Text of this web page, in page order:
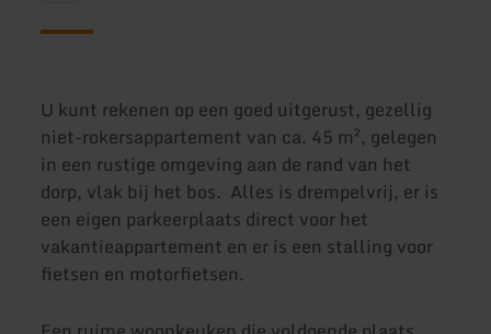
U kunt rekenen op een goed uitgerust, gezellig
niet-rokersappartement van ca. 45 m², gelegen
in een rustige omgeving aan de rand van het
dorp, vlak bij het bos. Alles is drempelvrij, er is
een eigen parkeerplaats direct voor het
vakantieappartement en er is een stalling voor
fietsen en motorfietsen.